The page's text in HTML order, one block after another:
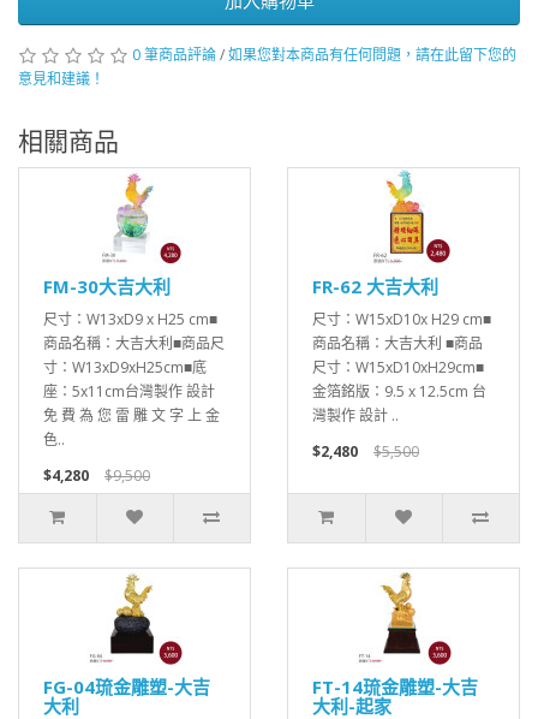
0 筆商品評論/如果您對本商品有任何問題，請在此留下您的
意見和建議！
相關商品
FM-30大吉大利
尺寸：W13xD9 x H25 cm■
商品名稱：大吉大利■商品尺
寸：W13xD9xH25cm■底
座：5x11cm台灣製作 設計
免 費 為 您 雷 雕 文 字 上 金
色..
$4,280
$9,500
FR-62 大吉大利
尺寸：W15xD10x H29 cm■
商品名稱：大吉大利 ■商品
尺寸：W15xD10xH29cm■
金箔銘版：9.5 x 12.5cm 台
灣製作 設計 ..
$2,480
$5,500
FG-04琉金雕塑-大吉
大利
FT-14琉金雕塑-大吉
大利-起家